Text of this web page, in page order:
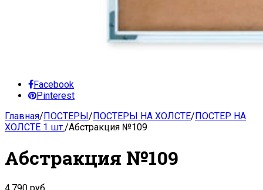
Facebook
Pinterest
Главная/ПОСТЕРЫ/ПОСТЕРЫ НА ХОЛСТЕ/ПОСТЕР НА
ХОЛСТЕ 1 шт./Абстракция №109
Абстракция №109